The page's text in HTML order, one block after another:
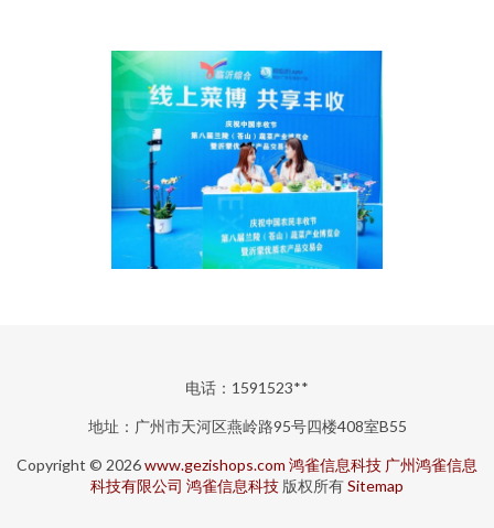
电话：1591523**
地址：广州市天河区燕岭路95号四楼408室B55
Copyright © 2026www.gezishops.com 鸿雀信息科技 广州鸿雀信息
科技有限公司 鸿雀信息科技 版权所有Sitemap